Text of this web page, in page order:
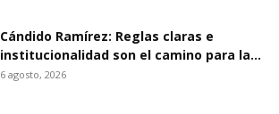
Cándido Ramírez: Reglas claras e
institucionalidad son el camino para la...
6 agosto, 2026